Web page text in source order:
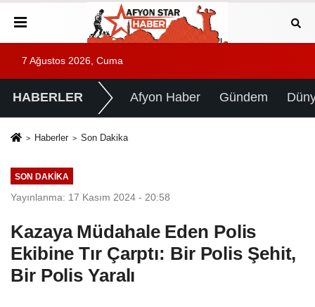
7 Ağustos 2026, Cuma
HABERLER Afyon Haber Gündem
Haberler Son Dakika
SON DAKIKA
Yayınlanma: 17 Kasım 2024 - 20:58
Kazaya Müdahale Eden Polis
Ekibine Tır Çarptı: Bir Polis Şehit,
Bir Polis Yaralı